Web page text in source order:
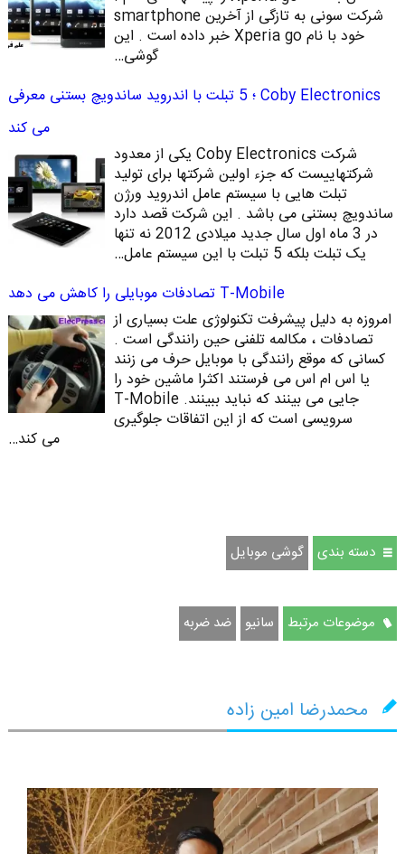
شرکت سونی به تازگی از آخرین smartphone
خود با نام Xperia go خبر داده است . این
گوشی…
Coby Electronics ؛ 5 تبلت با اندروید ساندویچ بستنی معرفی
می کند
شرکت Coby Electronics یکی از معدود
شرکتهاییست که جزء اولین شرکتها برای تولید
تبلت هایی با سیستم عامل اندروید ورژن
ساندویچ بستنی می باشد . این شرکت قصد دارد
در 3 ماه اول سال جدید میلادی 2012 نه تنها
یک تبلت بلکه 5 تبلت با این سیستم عامل…
T-Mobile تصادفات موبایلی را کاهش می دهد
امروزه به دلیل پیشرفت تکنولوژی علت بسیاری از
تصادفات ، مکالمه تلفنی حین رانندگی است .
کسانی که موقع رانندگی با موبایل حرف می زنند
یا اس ام اس می فرستند اکثرا ماشین خود را
جایی می بینند که نباید ببینند. T-Mobile
سرویسی است که از این اتفاقات جلوگیری
می کند…
دسته بندی گوشی موبایل
موضوعات مرتبط سانیو ضد ضربه
محمدرضا امین زاده